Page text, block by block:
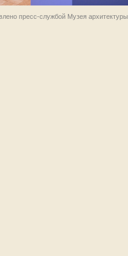
пресс-службой Музея